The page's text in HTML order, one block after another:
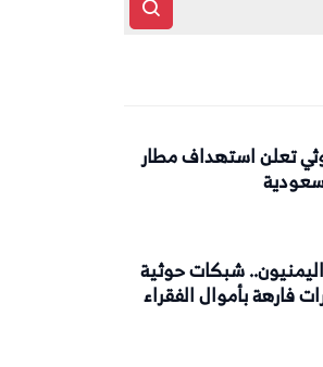
تعلن استهداف مطار
شبكات حوثية
فارهة بأموال الفقراء